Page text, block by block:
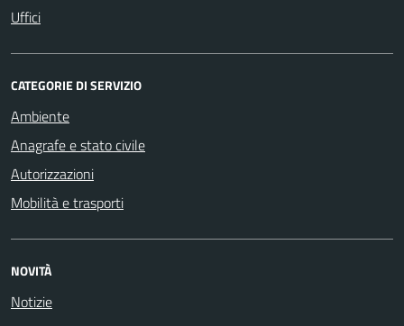
Uffici
CATEGORIE DI SERVIZIO
Ambiente
Anagrafe e stato civile
Autorizzazioni
Mobilità e trasporti
NOVITÀ
Notizie